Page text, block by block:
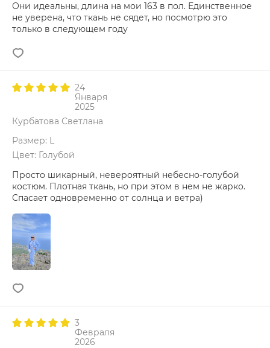
Они идеальны, длина на мои 163 в пол. Единственное
не уверена, что ткань не сядет, но посмотрю это
только в следующем году
24
Января
2025
Курбатова Светлана
Размер: L
Цвет: Голубой
Просто шикарный, невероятный небесно-голубой
костюм. Плотная ткань, но при этом в нем не жарко.
Спасает одновременно от солнца и ветра)
3
Февраля
2026